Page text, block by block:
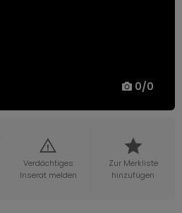
0/0
Verdächtiges
Inserat melden
Zur Merkliste
hinzufügen